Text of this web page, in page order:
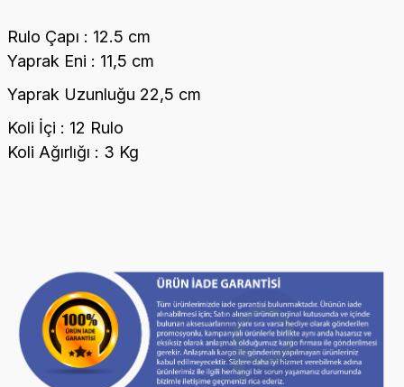
Rulo Çapı : 12.5 cm
Yaprak Eni : 11,5 cm
Yaprak Uzunluğu 22,5 cm
Koli İçi : 12 Rulo
Koli Ağırlığı : 3 Kg